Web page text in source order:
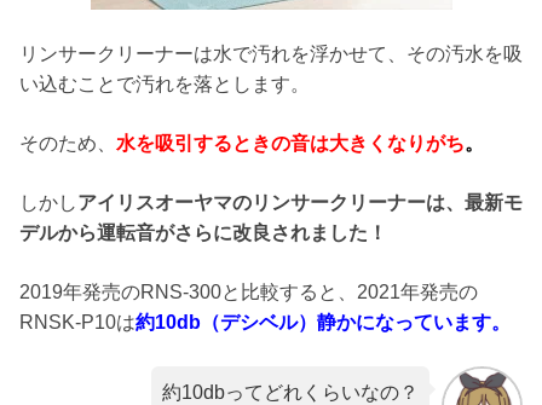
リンサークリーナーは水で汚れを浮かせて、その汚水を吸
い込むことで汚れを落とします。
そのため、 水を吸引するときの音は大きくなりがち。
しかしアイリスオーヤマのリンサークリーナーは、最新モ
デルから運転音がさらに改良されました！
2019年発売のRNS-300と比較すると、2021年発売の
RNSK-P10は約10db（デシベル）静かになっています。
約10dbってどれくらいなの？